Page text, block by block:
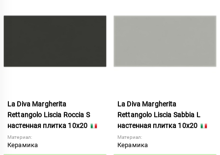
La Diva Margherita
Rettangolo Liscia Roccia S
настенная плитка 10x20
Материал:
Керамика
La Diva Margherita
Rettangolo Liscia Sabbia L
настенная плитка 10x20
Материал:
Керамика